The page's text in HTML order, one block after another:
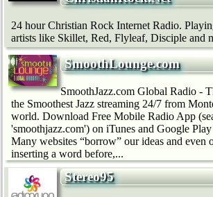
24 hour Christian Rock Internet Radio.
artists like Skillet, Red, Flyleaf, Disciple and
SmoothLounge.com
SmoothJazz.com Global Radio -
the Smoothest Jazz streaming 24/7 from
world. Download Free Mobile Radio App
'smoothjazz.com') on iTunes and Google
Many websites “borrow” our ideas and even
inserting a word before,...
Stereo95